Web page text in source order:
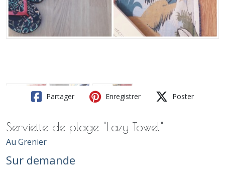
Partager Enregistrer Poster
Serviette de plage "Lazy Towel"
Au Grenier
Sur demande